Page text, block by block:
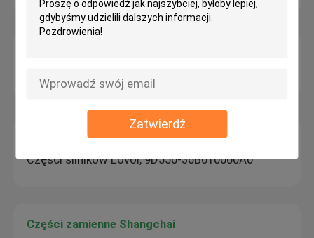
Zatwierdź
Części Lovol
Części silników Lovol, 9D550-36B010000A0
Części zamienne Shangchai